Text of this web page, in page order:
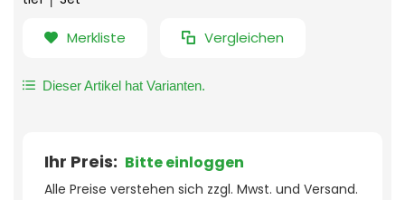
Merkliste Vergleichen
Dieser Artikel hat Varianten.
Ihr Preis: Bitte einloggen
Alle Preise verstehen sich zzgl. Mwst. und Versand.